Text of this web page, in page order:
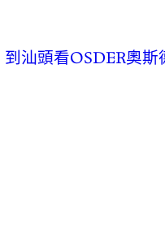
到汕頭看OSDER奧